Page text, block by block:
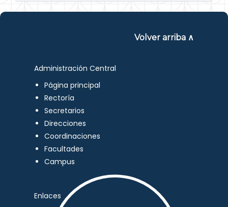
Volver arriba ∧
Administración Central
Página principal
Rectoría
Secretarios
Direcciones
Coordinaciones
Facultades
Campus
Enlaces